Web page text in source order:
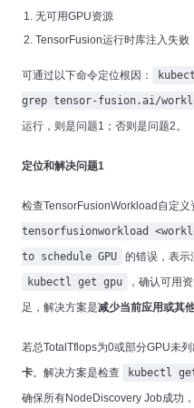
无可用GPU资源
TensorFusion运行时库注入失败
可通过以下命令定位根因：
grep tensor-fusion.ai/
运行，则是问题1；否则是问题2。
定位和解决问题1
检查TensorFusionWorkload自定义
tensorfusionworkload
to schedule GPU
的错误，表示
kubectl get gpu
，确认可用
足，解决方案是减少当前应用或其
若总TotalTflops为0或部分GPU未
卡。解决方案是检查 kubectl
确保所有NodeDiscovery Job成功，